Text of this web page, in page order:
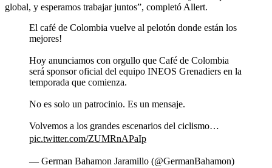
global, y esperamos trabajar juntos”, completó Allert.
El café de Colombia vuelve al pelotón donde están los
mejores!
Hoy anunciamos con orgullo que Café de Colombia
será sponsor oficial del equipo INEOS Grenadiers en la
temporada que comienza.
No es solo un patrocinio. Es un mensaje.
Volvemos a los grandes escenarios del ciclismo…
pic.twitter.com/ZUMRnAPaIp
— German Bahamon Jaramillo (@GermanBahamon)